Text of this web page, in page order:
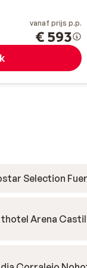
vanaf prijs p.p.
€ 593
Selection
Arena